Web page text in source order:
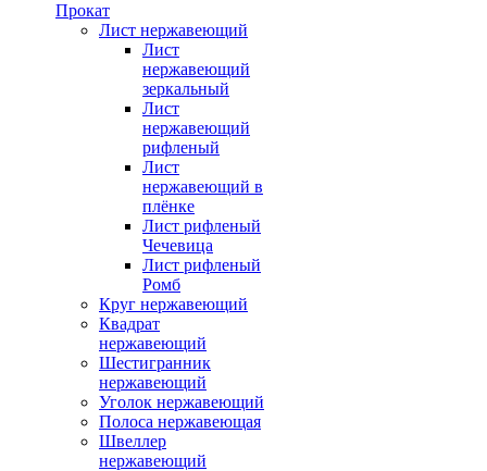
Прокат
Лист нержавеющий
Лист
нержавеющий
зеркальный
Лист
нержавеющий
рифленый
Лист
нержавеющий в
плёнке
Лист рифленый
Чечевица
Лист рифленый
Ромб
Круг нержавеющий
Квадрат
нержавеющий
Шестигранник
нержавеющий
Уголок нержавеющий
Полоса нержавеющая
Швеллер
нержавеющий